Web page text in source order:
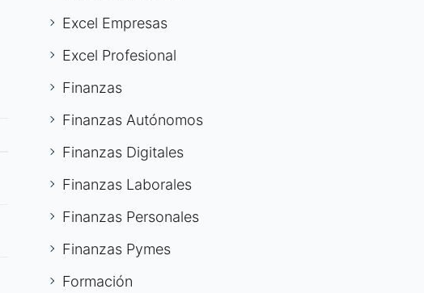
Excel Empresas
Excel Profesional
Finanzas
Finanzas Autónomos
Finanzas Digitales
Finanzas Laborales
Finanzas Personales
Finanzas Pymes
Formación